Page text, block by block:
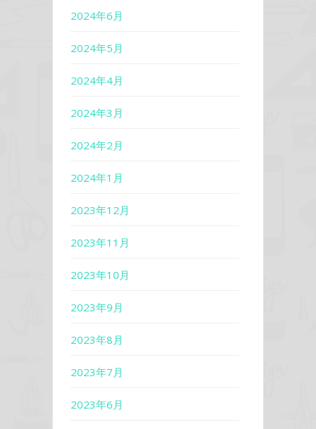
2024年6月
2024年5月
2024年4月
2024年3月
2024年2月
2024年1月
2023年12月
2023年11月
2023年10月
2023年9月
2023年8月
2023年7月
2023年6月